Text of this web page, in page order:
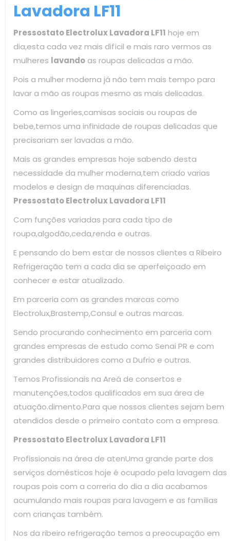
Lavadora LF11
Pressostato Electrolux Lavadora LF11 hoje em
dia,esta cada vez mais difícil e mais raro vermos as
mulheres lavando as roupas delicadas a mão.
Pois a mulher moderna já não tem mais tempo para
lavar a mão as roupas mesmo as mais delicadas.
Como as lingeries,camisas sociais ou roupas de
bebe,temos uma infinidade de roupas delicadas que
precisariam ser lavadas a mão.
Mais as grandes empresas hoje sabendo desta
necessidade da mulher moderna,tem criado varias
modelos e design de maquinas diferenciadas.
Pressostato Electrolux Lavadora LF11
Com funções variadas para cada tipo de
roupa,algodão,ceda,renda e outras.
E pensando do bem estar de nossos clientes a Ribeiro
Refrigeração tem a cada dia se aperfeiçoado em
conhecer e estar atualizado.
Em parceria com as grandes marcas como
Electrolux,Brastemp,Consul e outras marcas.
Sendo procurando conhecimento em parceria com
grandes empresas de estudo como Senai PR e com
grandes distribuidores como a Dufrio e outras.
Temos Profissionais na Areá de consertos e
manutenções,todos qualificados em sua área de
atuação.dimento.Para que nossos clientes sejam bem
atendidos desde o primeiro contato com a empresa.
Pressostato Electrolux Lavadora LF11
Profissionais na área de atenUma grande parte dos
serviços domésticos hoje é ocupado pela lavagem das
roupas pois com a correria do dia a dia acabamos
acumulando mais roupas para lavagem e as famílias
com crianças também.
Nos da ribeiro refrigeração temos a preocupação em